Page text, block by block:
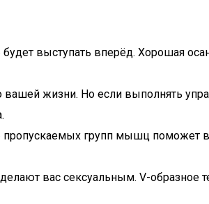
выступать вперёд. Хорошая
жизни. Но если выполнять
групп мышц поможет
вас сексуальным. V-